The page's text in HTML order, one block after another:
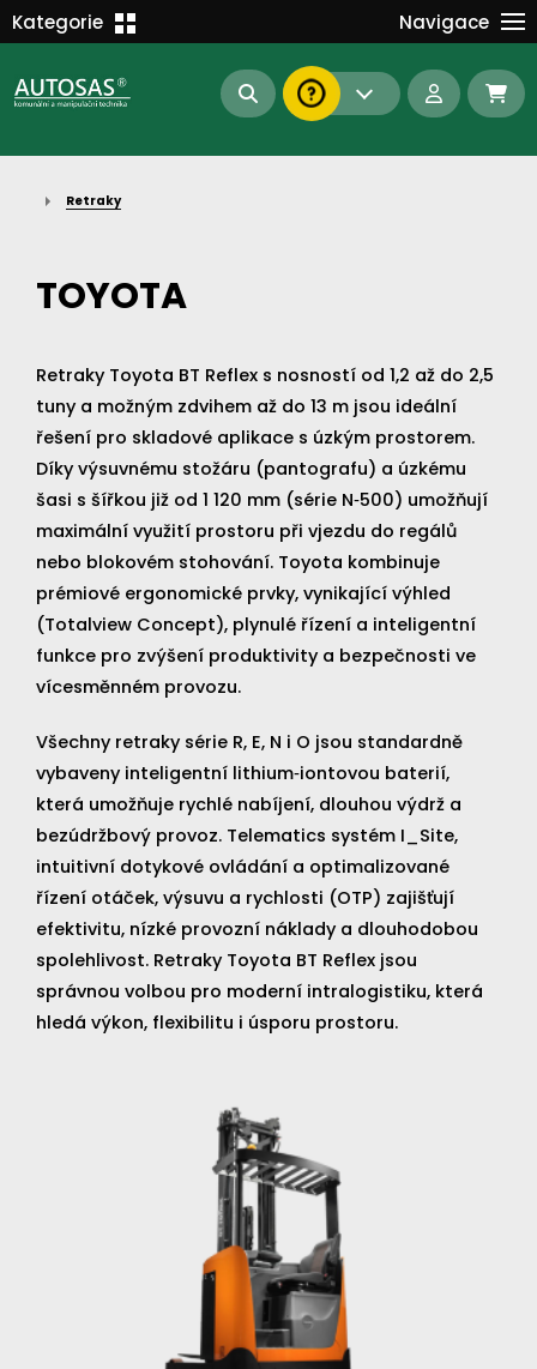
Kategorie
MANIPULAČNÍ TECHNIKA
BAGRY A MANIPULÁTORY
S-BAT ENERGY
náhradní díly stroje skladem půjčovna
Navigace
Kontakt
Retraky
TOYOTA
Retraky Toyota BT Reflex s nosností od 1,2 až do 2,5
tuny a možným zdvihem až do 13 m jsou ideální
řešení pro skladové aplikace s úzkým prostorem.
Díky výsuvnému stožáru (pantografu) a úzkému
šasi s šířkou již od 1 120 mm (série N‑500) umožňují
maximální využití prostoru při vjezdu do regálů
nebo blokovém stohování. Toyota kombinuje
prémiové ergonomické prvky, vynikající výhled
(Totalview Concept), plynulé řízení a inteligentní
funkce pro zvýšení produktivity a bezpečnosti ve
vícesměnném provozu.
Všechny retraky série R, E, N i O jsou standardně
vybaveny inteligentní lithium‑iontovou baterií,
která umožňuje rychlé nabíjení, dlouhou výdrž a
bezúdržbový provoz. Telematics systém I_Site,
intuitivní dotykové ovládání a optimalizované
řízení otáček, výsuvu a rychlosti (OTP) zajišťují
efektivitu, nízké provozní náklady a dlouhodobou
spolehlivost. Retraky Toyota BT Reflex jsou
správnou volbou pro moderní intralogistiku, která
hledá výkon, flexibilitu i úsporu prostoru.